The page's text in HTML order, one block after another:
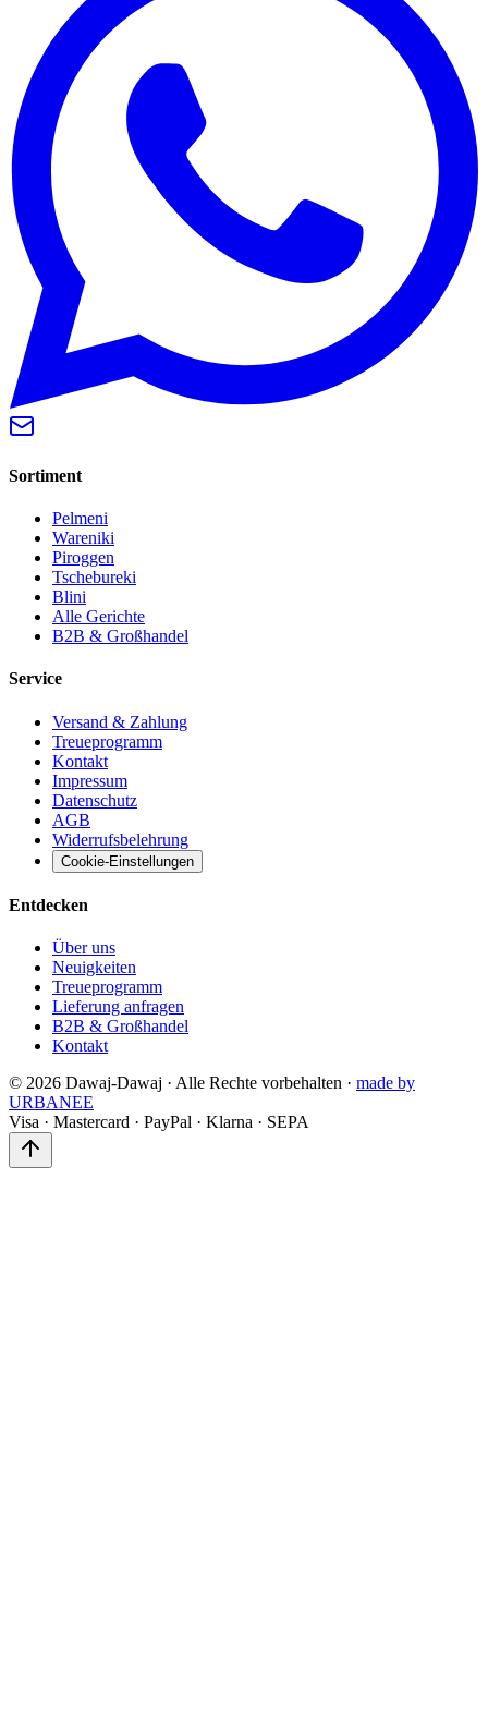
Sortiment
Pelmeni
Wareniki
Piroggen
Tschebureki
Blini
Alle Gerichte
B2B & Großhandel
Service
Versand & Zahlung
Treueprogramm
Kontakt
Impressum
Datenschutz
AGB
Widerrufsbelehrung
Cookie-Einstellungen
Entdecken
Über uns
Neuigkeiten
Treueprogramm
Lieferung anfragen
B2B & Großhandel
Kontakt
© 2026 Dawaj-Dawaj · Alle Rechte vorbehalten · made by
URBANEE
Visa · Mastercard · PayPal · Klarna · SEPA